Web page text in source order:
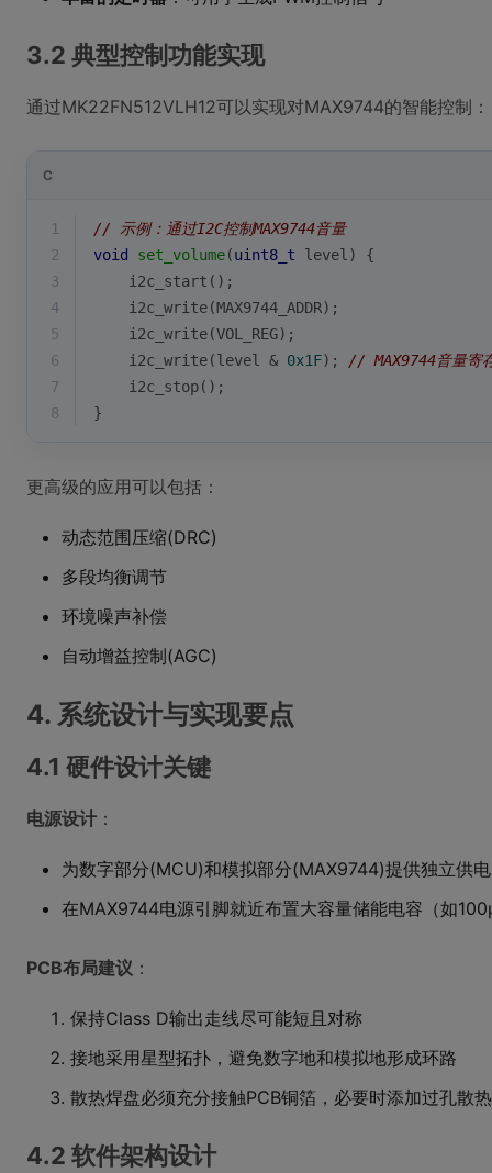
3.2 典型控制功能实现
通过MK22FN512VLH12可以实现对MAX9744的智能控制：
C
1
// 示例：通过I2C控制MAX9744音量
2
void set_volume(uint8_t level)
{
3
    i2c_start();
4
    i2c_write(MAX9744_ADDR);
5
    i2c_write(VOL_REG);
6
    i2c_write(level &
0x1F); // MAX9744音量寄
7
    i2c_stop();
8
}
更高级的应用可以包括：
动态范围压缩(DRC)
多段均衡调节
环境噪声补偿
自动增益控制(AGC)
4. 系统设计与实现要点
4.1 硬件设计关键
电源设计 ：
为数字部分(MCU)和模拟部分(MAX9744)提供独立供电
在MAX9744电源引脚就近布置大容量储能电容（如
PCB布局建议 ：
保持Class D输出走线尽可能短且对称
接地采用星型拓扑，避免数字地和模拟地形成环路
散热焊盘必须充分接触PCB铜箔，必要时添加过孔散热
4.2 软件架构设计